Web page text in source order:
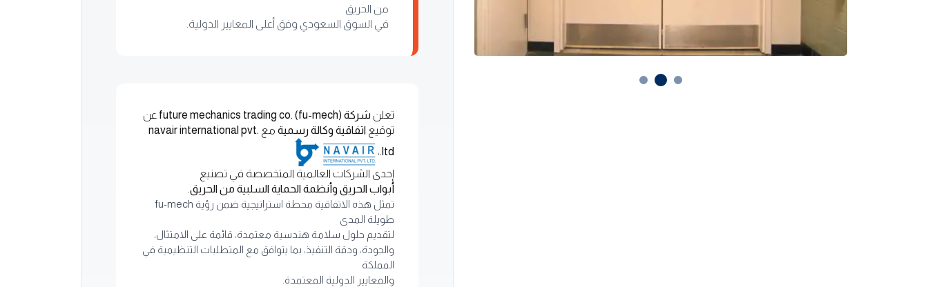
من الحريق
في السوق السعودي وفق أعلى المعايير الدولية.
تعلن شركة future mechanics trading co. (fu-mech)
عن
توقيع اتفاقية وكالة رسمية مع navair international pvt.
ltd. ،
إحدى الشركات العالمية المتخصصة في تصنيع
أبواب الحريق وأنظمة الحماية السلبية من الحريق
تمثل هذه الاتفاقية محطة استراتيجية ضمن رؤية fu-mech
طويلة المدى
لتقديم حلول سلامة هندسية معتمدة، قائمة على الامتثال،
والجودة، ودقة التنفيذ، بما يتوافق مع المتطلبات التنظيمية في
المملكة
والمعايير الدولية المعتمدة.